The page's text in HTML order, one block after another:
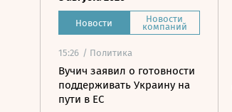
Новости Новости
компаний
15:26 / Политика
Вучич заявил о готовности
поддерживать Украину на
пути в ЕС